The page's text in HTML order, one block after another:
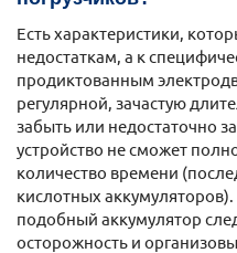
Есть характеристики,
недостаткам, а к
продиктованным
регулярной, зачастую
забыть или недостаточно
устройство не сможет
количество времени
кислотных
подобный аккумулятор
осторожность и